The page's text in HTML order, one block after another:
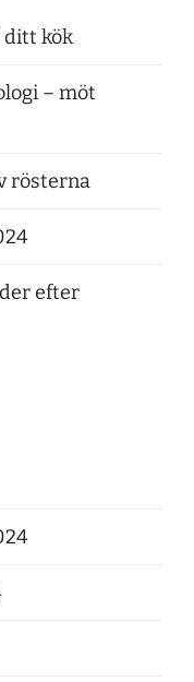
ditt kök
– möt
rösterna
efter